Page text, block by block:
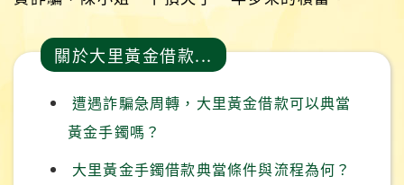
關於大里黃金借款...
遭遇詐騙急周轉，大里黃金借款可以典當
黃金手鐲嗎？
大里黃金手鐲借款典當條件與流程為何？